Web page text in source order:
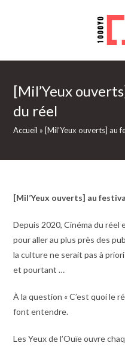
[Mil’Yeux
du réel
Accueil » [Mil’Yeux ouverts] au
[Mil’Yeux ouverts] au
Depuis 2020, Cinéma du réel
pour aller au plus près des
la culture ne serait pas à
et pourtant …
À la question « C’est quoi le
font entendre.
Les Yeux de l’Ouïe ouvre